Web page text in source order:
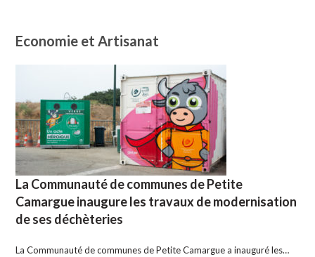
Economie et Artisanat
La Communauté de communes de Petite
Camargue inaugure les travaux de modernisation
de ses déchèteries
La Communauté de communes de Petite Camargue a inauguré les…